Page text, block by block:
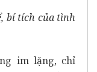
bí tích của tình
im lặng, chỉ